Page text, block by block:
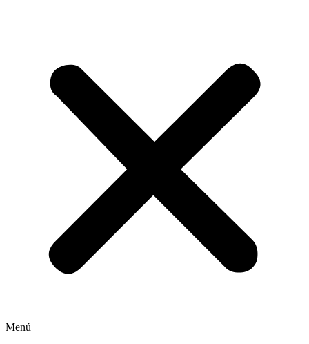
Menú